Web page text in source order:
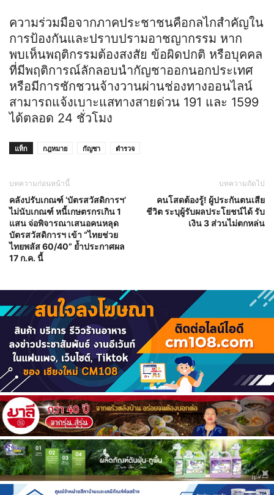
ความร่วมมือจากภาคประชาชนคือกลไกสำคัญใน
การป้องกันและปราบปรามอาชญากรรม หาก
พบเห็นพฤติกรรมต้องสงสัย ข้อผิดปกติ หรือบุคคล
ที่มีพฤติการณ์ลักลอบนำกัญชาออกนอกประเทศ
หรือมีการชักชวนจ้างวานผ่านช่องทางออนไลน์
สามารถแจ้งเบาะแสทางสายด่วน 191 และ 1599
ได้ตลอด 24 ชั่วโมง
แท็ก กฎหมาย กัญชา ตำรวจ
บทความก่อนหน้านี้
คลังปรับเกณฑ์ ‘บัตรสวัสดิการฯ’
ไม่นับเกณฑ์ หนี้เกษตรกรเกิน 1
แสน จ่อพิจารณาเสนอคนหลุด
บัตรสวัสดิการฯ เข้า “ไทยช่วย
ไทยพลัส 60/40” ย้ำประกาศผล
17 ก.ค. นี้
บทความถัดไป
คนโสดต้องรู้! ผู้ประกันตนเสีย
ชีวิต ระบุผู้รับผลประโยชน์ได้ รับ
เงิน 3 ส่วนไม่ตกหล่น